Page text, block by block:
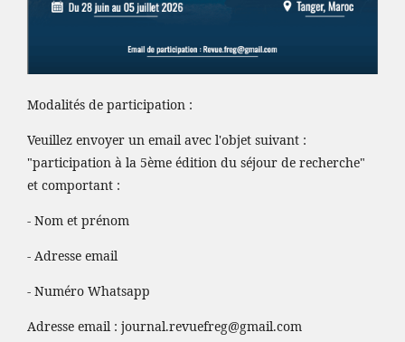
Modalités de participation :
Veuillez envoyer un email avec l'objet suivant :
"participation à la 5ème édition du séjour de recherche"
et comportant :
- Nom et prénom
- Adresse email
- Numéro Whatsapp
Adresse email : journal.revuefreg@gmail.com